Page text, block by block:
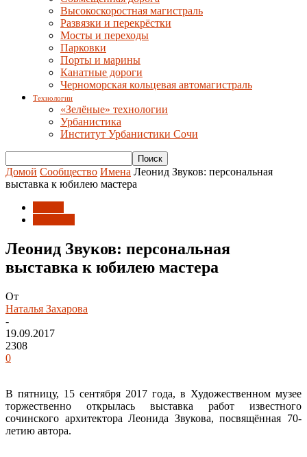
Высокоскоростная магистраль
Развязки и перекрёстки
Мосты и переходы
Парковки
Порты и марины
Канатные дороги
Черноморская кольцевая автомагистраль
Технологии
«Зелёные» технологии
Урбанистика
Институт Урбанистики Сочи
Домой Сообщество Имена Леонид Звуков: персональная
выставка к юбилею мастера
Леонид Звуков: персональная
выставка к юбилею мастера
От
Наталья Захарова
-
19.09.2017
2308
0
В пятницу, 15 сентября 2017 года, в Художественном музее
торжественно открылась выставка работ известного
сочинского архитектора Леонида Звукова, посвящённая 70-
летию автора.